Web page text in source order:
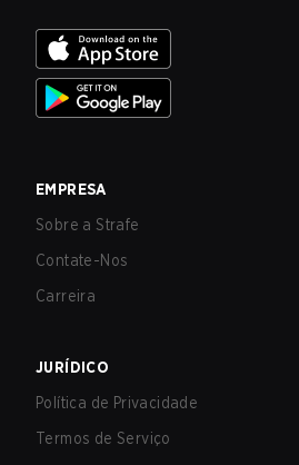
EMPRESA
Sobre a Strafe
Contate-Nos
Carreira
JURÍDICO
Política de Privacidade
Termos de Serviço